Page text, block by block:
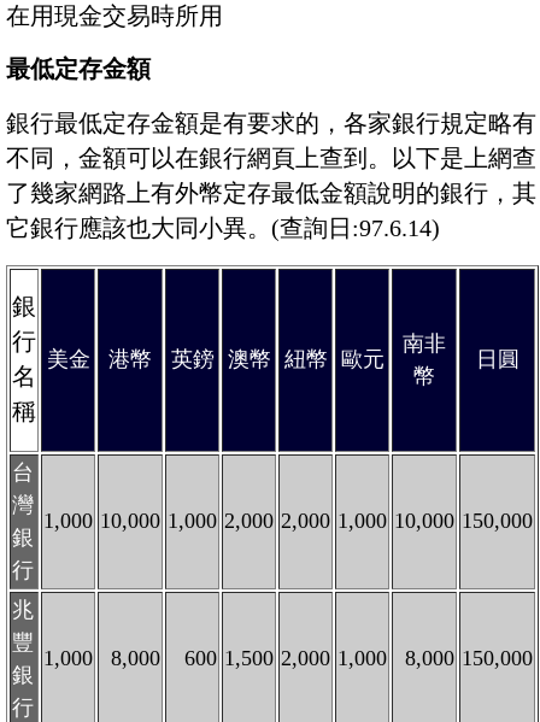
在用現金交易時所用
最低定存金額
銀行最低定存金額是有要求的，各家銀行規定略有
不同，金額可以在銀行網頁上查到。以下是上網查
了幾家網路上有外幣定存最低金額說明的銀行，其
它銀行應該也大同小異。(查詢日:97.6.14)
銀
行
名
稱
美金 港幣 英鎊 澳幣 紐幣 歐元
南非
幣
日圓
台
灣
銀
行
1,000 10,000 1,000 2,000 2,000 1,000 10,000 150,000
兆
豐
銀
行
1,000 8,000 600 1,500 2,000 1,000 8,000 150,000